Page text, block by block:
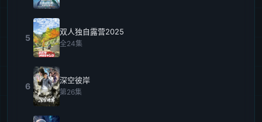
5
双人独自露营2025
全24集
6
深空彼岸
第26集